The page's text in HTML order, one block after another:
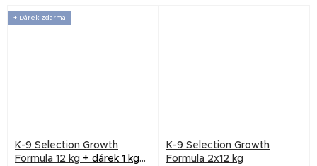
+ Dárek zdarma
K-9 Selection Growth
Formula 12 kg + dárek 1 kg
K-9 Selection Growth
Formula 2x12 kg